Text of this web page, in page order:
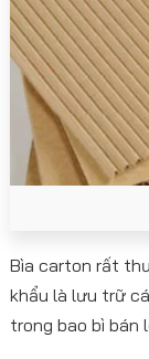
Bìa carton rất
khẩu là lưu trữ
trong bao bì bán